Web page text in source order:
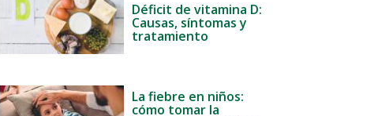
Déficit de vitamina D:
Causas, síntomas y
tratamiento
La fiebre en niños:
cómo tomar la